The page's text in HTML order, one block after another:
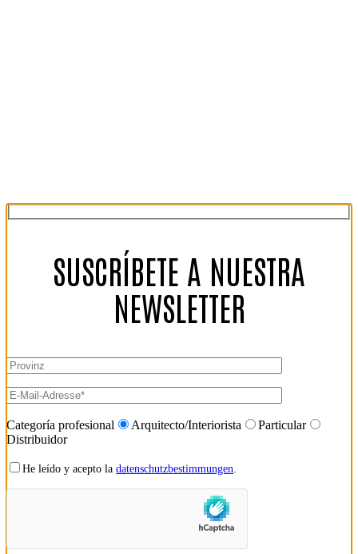
SUSCRÍBETE A NUESTRA
NEWSLETTER
Categoría profesional Arquitecto/Interiorista
Particular
Distribuidor
He leído y acepto la datenschutzbestimmungen